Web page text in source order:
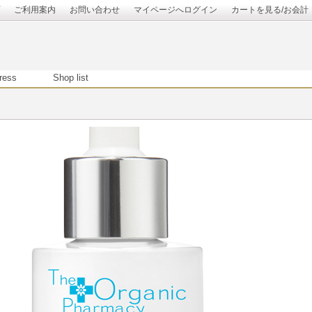
ご利用案内 お問い合わせ マイページへログイン カートを見る/お会計
Shop list